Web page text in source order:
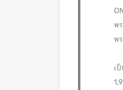
พ
พ
เ